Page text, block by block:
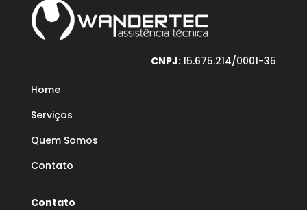
CNPJ:15.675.214/0001-35
Home
Serviços
Quem Somos
Contato
Contato